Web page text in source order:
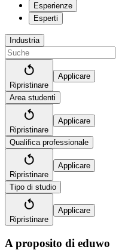
Esperienze
Esperti
Industria
Ripristinare
Applicare
Area studenti
Ripristinare
Applicare
Qualifica professionale
Ripristinare
Applicare
Tipo di studio
Ripristinare
Applicare
A proposito di eduwo